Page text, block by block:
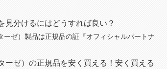
分けるにはどうすれば良い？
ゼ）製品は正規品の証『オフィシャルパートナ
ゼ）の正規品を安く買える！安く買える